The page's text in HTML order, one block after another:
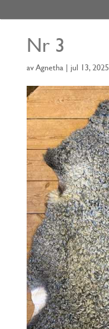
Nr 3
avAgnetha | jul 13, 2025